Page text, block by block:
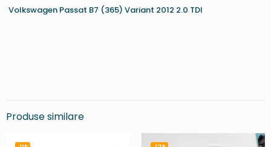
Volkswagen Passat B7 (365) Variant 2012 2.0 TDI
Produse similare